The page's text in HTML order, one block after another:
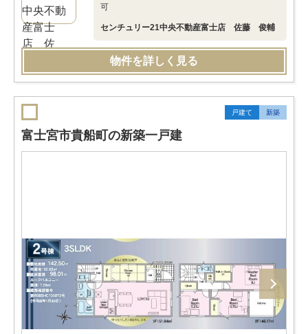
可
センチュリー21中央不動産富士店 佐藤 俊輔
物件を詳しく見る
戸建て 新築
富士宮市貴船町の新築一戸建